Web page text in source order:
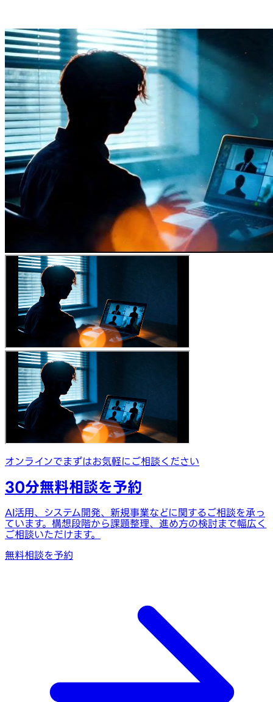
オンラインでまずはお気軽にご相談ください
30分無料相談を予約
AI活用、システム開発、新規事業などに関するご相談を承っ
ています。構想段階から課題整理、進め方の検討まで幅広く
ご相談いただけます。
無料相談を予約